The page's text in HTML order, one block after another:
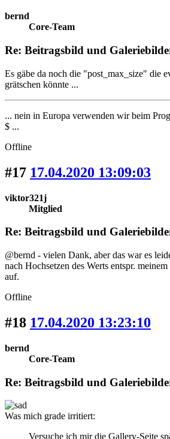
bernd
Core-Team
Re: Beitragsbild und
Es gäbe da noch die "post_max_size" die
grätschen könnte ...
... nein in Europa verwenden wir beim
$ ...
Offline
#17 17.04.2020 13:09:03
viktor321j
Mitglied
Re: Beitragsbild und
@bernd - vielen Dank, aber das war es
nach Hochsetzen des Werts entspr.
auf.
Offline
#18 17.04.2020 13:23:10
bernd
Core-Team
Re: Beitragsbild und
Was mich grade irritiert:
Versuche ich mir die Gallery-Seite